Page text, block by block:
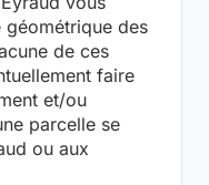
des
de ces
faire
et/ou
parcelle se
ou aux